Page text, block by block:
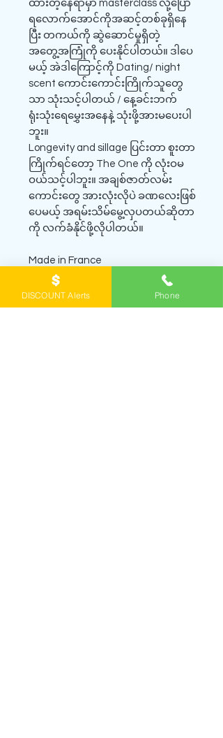
ထားတဲ့နေရာမှာ masterclass လို့ပြော
ရလောက်အောင်ကိုအဆင့်တစ်ခုရှိနေ
ပြီး တကယ်ကို ဆွဲဆောင်မှုရှိတဲ့
အတွေ့အကြုံကို ပေးနိုင်ပါတယ်။ ဒါပေ
မယ့် အဲဒါကြောင့်ကို Dating/ night
scent ကောင်းကောင်းကြိုက်သူတွေ
သာ သုံးသင့်ပါတယ် / နေ့ခင်းဘက်
ရုံးသုံးရေမွှေးအနေနဲ့ သုံးဖို့အားမပေးပါ
ဘူး။
Longevity and sillage ပြင်းတာ စူးတာ
ကြိုက်ရင်တော့ The One ကို လုံးဝမ
ဝယ်သင့်ပါဘူး။ အချစ်ဇာတ်လမ်း
ကောင်းတွေ အားလုံးလိုပဲ ခဏလေးဖြစ်
ပေမယ့် အရမ်းသိမ်မွေ့လှပတယ်ဆိုတာ
ကို လက်ခံနိုင်ဖို့လိုပါတယ်။
Made in France
Sealed original retail packaging
Official website -
https://www.yangonbrandedperfu
DISCOUNT Alerts Phone